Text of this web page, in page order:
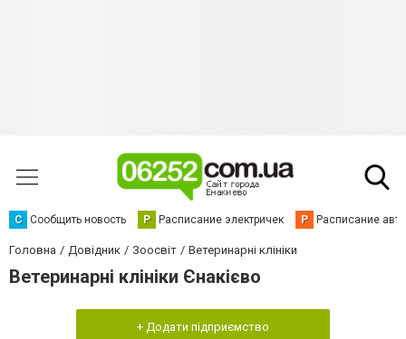
С Сообщить новость Р Расписание электричек Р Расписание
Головна Довідник Зоосвіт Ветеринарні клініки
Ветеринарні клініки Єнакієво
+ Додати підприємство